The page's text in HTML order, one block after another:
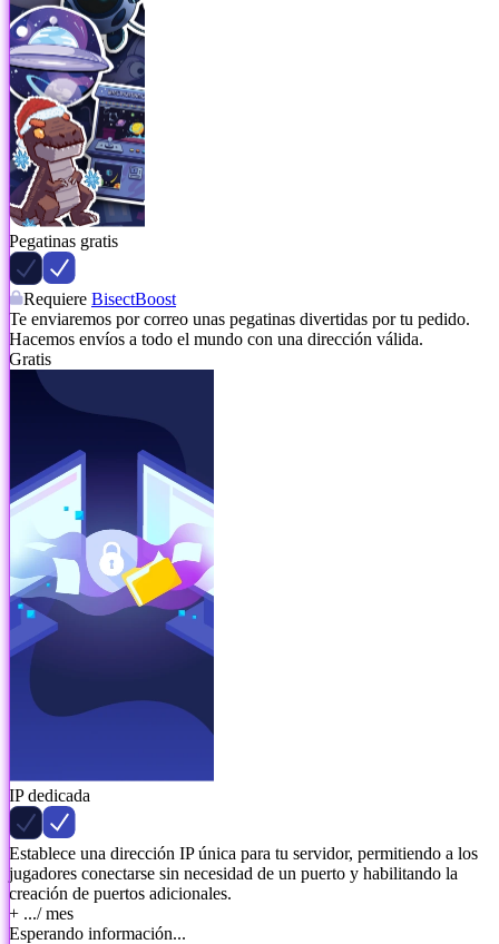
Pegatinas gratis
Requiere BisectBoost
Te enviaremos por correo unas pegatinas divertidas por tu pedido.
Hacemos envíos a todo el mundo con una dirección válida.
Gratis
IP dedicada
Establece una dirección IP única para tu servidor, permitiendo a los
jugadores conectarse sin necesidad de un puerto y habilitando la
creación de puertos adicionales.
+ .../ mes
Esperando información...